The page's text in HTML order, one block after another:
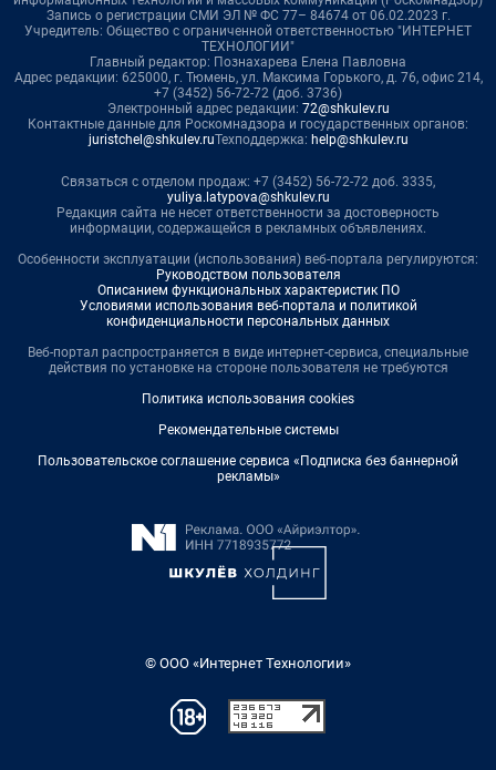
Запись о регистрации СМИ ЭЛ № ФС 77– 84674 от 06.02.2023 г.
Учредитель: Общество с ограниченной ответственностью "ИНТЕРНЕТ
ТЕХНОЛОГИИ"
Главный редактор: Познахарева Елена Павловна
Адрес редакции: 625000, г. Тюмень, ул. Максима Горького, д. 76, офис 214,
+7 (3452) 56-72-72 (доб. 3736)
Электронный адрес редакции: 72@shkulev.ru
Контактные данные для Роскомнадзора и государственных органов:
juristchel@shkulev.ruТехподдержка: help@shkulev.ru
Связаться с отделом продаж: +7 (3452) 56-72-72 доб. 3335,
yuliya.latypova@shkulev.ru
Редакция сайта не несет ответственности за достоверность
информации, содержащейся в рекламных объявлениях.
Особенности эксплуатации (использования) веб-портала регулируются:
Руководством пользователя
Описанием функциональных характеристик ПО
Условиями использования веб-портала и политикой
конфиденциальности персональных данных
Веб-портал распространяется в виде интернет-сервиса, специальные
действия по установке на стороне пользователя не требуются
Политика использования cookies
Рекомендательные системы
Пользовательское соглашение сервиса «Подписка без баннерной
рекламы»
© ООО «Интернет Технологии»